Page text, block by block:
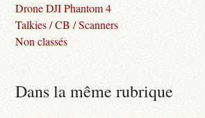
Drone DJI Phantom 4
Talkies / CB / Scanners
Non classés
Dans la même rubrique